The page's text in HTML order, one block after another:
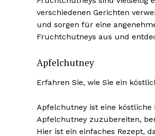
verschiedenen Gerichten
und sorgen für eine
Fruchtchutneys aus und
Apfelchutney
Erfahren Sie, wie Sie ein
Apfelchutney ist eine köstliche
Apfelchutney zuzubereiten,
Hier ist ein einfaches Rezept,